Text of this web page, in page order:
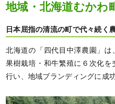
地域・北海道むかわ町
日本屈指の清流の町で代々続
北海道の「四代目中澤農園」は
果樹栽培・和牛繁殖に６次化
行い、地域ブランディングに成